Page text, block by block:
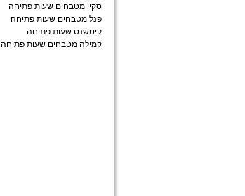
סקיי מטבחים שעות פתיחה
פנל מטבחים שעות פתיחה
קיטשנס שעות פתיחה
קמילה מטבחים שעות פתיחה